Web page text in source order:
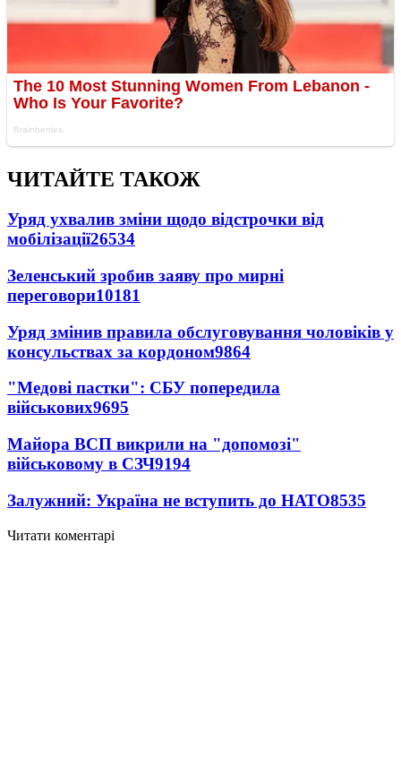
ЧИТАЙТЕ ТАКОЖ
Уряд ухвалив зміни щодо відстрочки від
мобілізації26534
Зеленський зробив заяву про мирні
переговори10181
Уряд змінив правила обслуговування чоловіків у
консульствах за кордоном9864
"Медові пастки": СБУ попередила
військових9695
Майора ВСП викрили на "допомозі"
військовому в СЗЧ9194
Залужний: Україна не вступить до НАТО8535
Читати коментарі